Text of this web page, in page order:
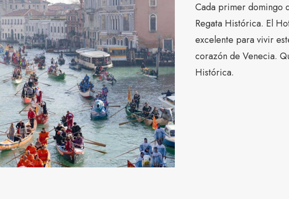
Cada primer domingo
Regata Histórica. El
excelente para vivir
corazón de Venecia.
Histórica.